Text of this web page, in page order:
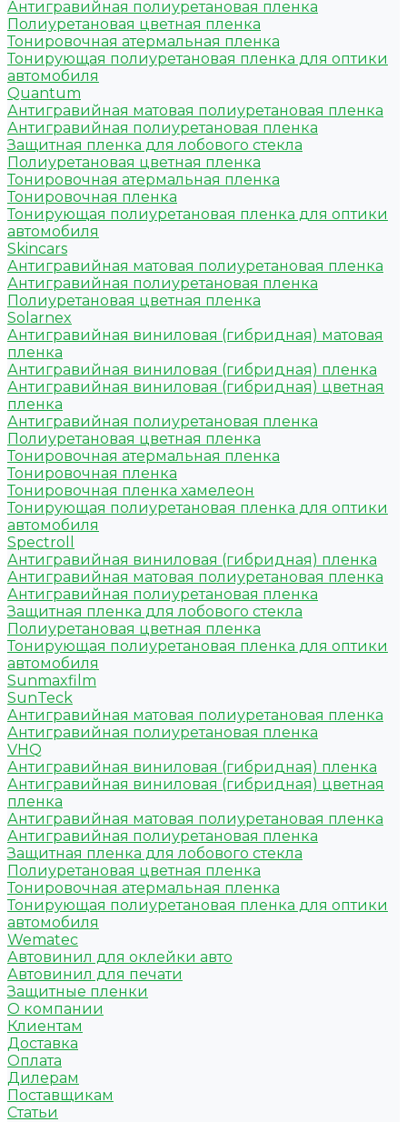
Антигравийная полиуретановая пленка
Полиуретановая цветная пленка
Тонировочная атермальная пленка
Тонирующая полиуретановая пленка для оптики
автомобиля
Quantum
Антигравийная матовая полиуретановая пленка
Антигравийная полиуретановая пленка
Защитная пленка для лобового стекла
Полиуретановая цветная пленка
Тонировочная атермальная пленка
Тонировочная пленка
Тонирующая полиуретановая пленка для оптики
автомобиля
Skincars
Антигравийная матовая полиуретановая пленка
Антигравийная полиуретановая пленка
Полиуретановая цветная пленка
Solarnex
Антигравийная виниловая (гибридная) матовая
пленка
Антигравийная виниловая (гибридная) пленка
Антигравийная виниловая (гибридная) цветная
пленка
Антигравийная полиуретановая пленка
Полиуретановая цветная пленка
Тонировочная атермальная пленка
Тонировочная пленка
Тонировочная пленка хамелеон
Тонирующая полиуретановая пленка для оптики
автомобиля
Spectroll
Антигравийная виниловая (гибридная) пленка
Антигравийная матовая полиуретановая пленка
Антигравийная полиуретановая пленка
Защитная пленка для лобового стекла
Полиуретановая цветная пленка
Тонирующая полиуретановая пленка для оптики
автомобиля
Sunmaxfilm
SunTeck
Антигравийная матовая полиуретановая пленка
Антигравийная полиуретановая пленка
VHQ
Антигравийная виниловая (гибридная) пленка
Антигравийная виниловая (гибридная) цветная
пленка
Антигравийная матовая полиуретановая пленка
Антигравийная полиуретановая пленка
Защитная пленка для лобового стекла
Полиуретановая цветная пленка
Тонировочная атермальная пленка
Тонирующая полиуретановая пленка для оптики
автомобиля
Wematec
Автовинил для оклейки авто
Автовинил для печати
Защитные пленки
О компании
Клиентам
Доставка
Оплата
Дилерам
Поставщикам
Статьи